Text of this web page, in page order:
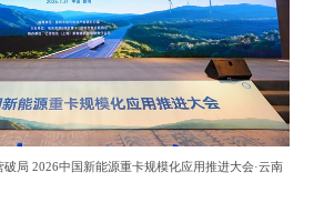
局 2026中国新能源重卡规模化应用推进大会·云南